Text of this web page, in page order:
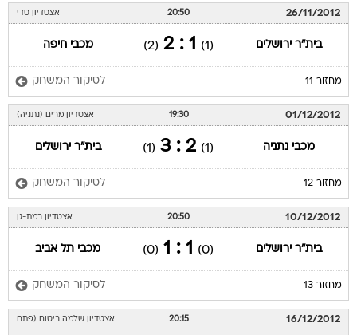
26/11/2012
20:50 אצטדיון טדי
בית"ר ירושלים (1)
1 : 2
(2) מכבי חיפה
מחזור 11 לסיקור המשחק
01/12/2012
19:30 אצטדיון מרים (נתניה)
מכבי נתניה (1)
2 : 3
(1) בית"ר ירושלים
מחזור 12 לסיקור המשחק
10/12/2012
20:50 אצטדיון רמת-גן
בית"ר ירושלים (0)
1 : 1
(0) מכבי תל אביב
מחזור 13 לסיקור המשחק
16/12/2012
20:15 אצטדיון שלמה ביטוח (פתח